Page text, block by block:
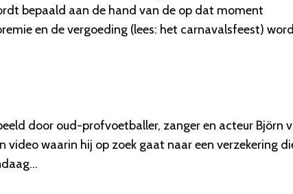
bepaald aan de hand van de op dat moment
en de vergoeding (lees: het carnavalsfeest)
door oud-profvoetballer, zanger en acteur Björn
video waarin hij op zoek gaat naar een verzekering